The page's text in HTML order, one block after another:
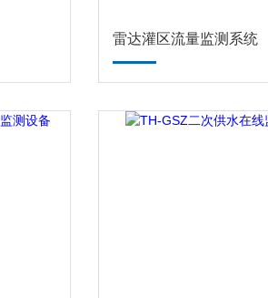
雷达灌区流量监测系统